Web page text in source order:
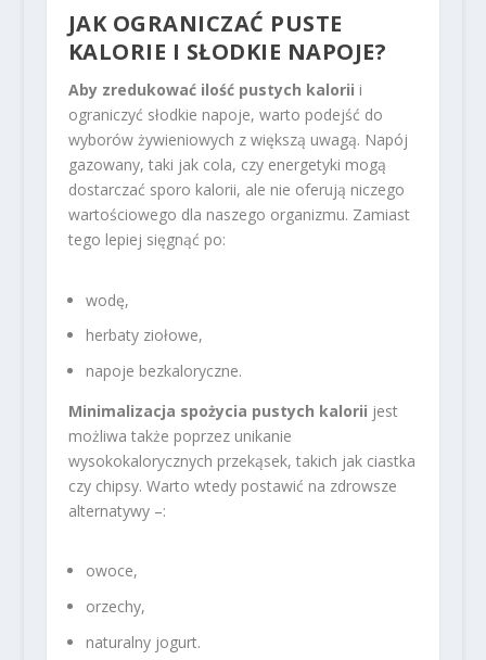
JAK OGRANICZAĆ PUSTE
KALORIE I SŁODKIE NAPOJE?
Aby zredukować ilość pustych kalorii i
ograniczyć słodkie napoje, warto podejść do
wyborów żywieniowych z większą uwagą. Napój
gazowany, taki jak cola, czy energetyki mogą
dostarczać sporo kalorii, ale nie oferują niczego
wartościowego dla naszego organizmu. Zamiast
tego lepiej sięgnąć po:
wodę,
herbaty ziołowe,
napoje bezkaloryczne.
Minimalizacja spożycia pustych kalorii jest
możliwa także poprzez unikanie
wysokokalorycznych przekąsek, takich jak ciastka
czy chipsy. Warto wtedy postawić na zdrowsze
alternatywy –:
owoce,
orzechy,
naturalny jogurt.